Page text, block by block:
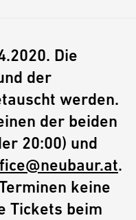
Die
der
werden.
der beiden
20:00) und
.
keine
Tickets beim